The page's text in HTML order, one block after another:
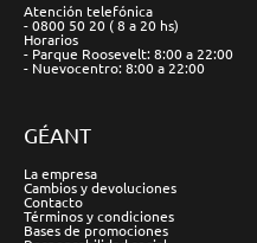
Atención telefónica
- 0800 50 20 ( 8 a 20 hs)
Horarios
- Parque Roosevelt: 8:00 a 22:00
- Nuevocentro: 8:00 a 22:00
GÉANT
La empresa
Cambios y devoluciones
Contacto
Términos y condiciones
Bases de promociones